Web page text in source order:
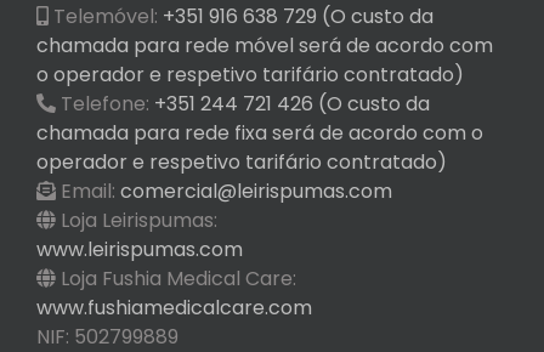
Telemóvel: +351 916 638 729 (O custo da
chamada para rede móvel será de acordo com
o operador e respetivo tarifário contratado)
Telefone: +351 244 721 426 (O custo da
chamada para rede fixa será de acordo com o
operador e respetivo tarifário contratado)
Email: comercial@leirispumas.com
Loja Leirispumas:
www.leirispumas.com
Loja Fushia Medical Care:
www.fushiamedicalcare.com
NIF: 502799889